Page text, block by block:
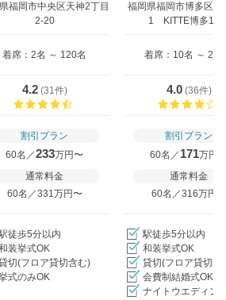
福岡市中央区天神2丁目
2-20
福岡県福岡市博多区中
1 KITTE博多11
着席：2名 ～ 120名 着席：10名 ～ 200
4.2(31件)
4.0(36件)
割引プラン
60名／233万円〜
通常料金
60名／331万円〜
割引プラン
60名／ 171万円
通常料金
60名／316万円〜
徒歩5分以内
装挙式OK
切(フロア貸切含む)
式のみOK
駅徒歩5分以内
和装挙式OK
貸切(フロア貸切含
会費制結婚式OK
ナイトウエディン